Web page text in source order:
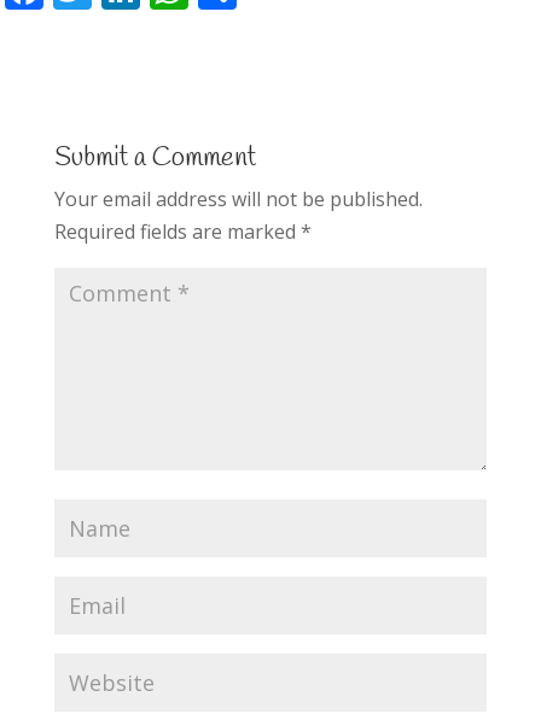
o
o
k
dI
n
A
p
p
Submit a Comment
Your email address will not be published.
Required fields are marked *